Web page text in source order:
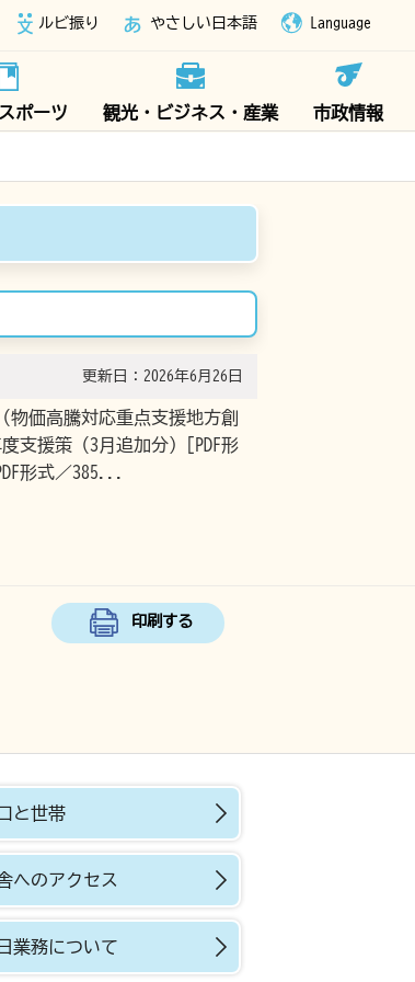
ルビ振り やさしい日本語 Language
ポーツ 観光・ビジネス・産業 市政情報
更新日：2026年6月26日
価高騰対応重点支援地方創
支援策（3月追加分）[PDF形
形式／385...
印刷する
と世帯
へのアクセス
業務について